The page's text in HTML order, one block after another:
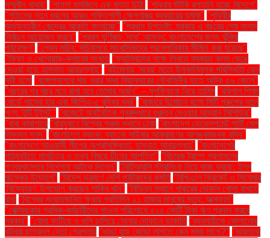
সম্মুখীন বাধার" "পাগলা মসজিদে এক বস্তা চিঠি: "পাবনার শুঁটকি রপ্তানি হচ্ছে বিদেশে"
"পুতিনের নতুন ধরনের আরও শক্তিশালী ক্ষেপণাস্ত্র ব্যবহারের হুমকি" "পৃথিবীর
অভ্যন্তরীণ কেন্দ্রের আকৃতি বদলাচ্ছে" "প্রধান উপদেষ্টা: সরকার এ বছরের শেষ নাগাদ
নির্বাচন আয়োজন করবে" "প্রবল ঘূর্ণিঝড় 'দানা' আসন্ন: বাংলাদেশের জন্য ঝুঁকির
পর্যবেক্ষণ" "প্রেস সচিব: সচিবালয়ে সাংবাদিকদের প্রবেশাধিকার সীমিত করা হয়েছে"
"ফিফা ও খেলোয়াড়-ক্লাবের সংঘাত "ফ্যাসিবাদের পক্ষে লিখতে ব্যবহৃত কলম ভেঙে
দেওয়া হবে: হাসনাত আবদুল্লাহ" "বইমেলায় ‘মবের’ মতো উসকানিমূলক পরিস্থিতি কেন
সৃষ্টি হলো "বঙ্গোপসাগরে মাছ ধরার সময় মিয়ানমারের নৌবাহিনীর হাতে আটক ৫৬ জেলে"
"বছরের পর বছর মনে রাখা হবে তোমার অর্জন" – মুশফিককে নিয়ে তামিম "বরিশাল শিক্ষা
বোর্ডে পাসের হার এবং জিপিএ-৫ বৃদ্ধির খবর" "বাজারে উন্মোচন হলো সিটি গ্রুপের নতুন
পণ্য ‘টুটি টুইস্ট’" "বাজেটে অর্থনৈতিক পুনরুদ্ধারে গুরুত্ব দেওয়ার আহ্বান সিপিডির"
"বাবা কারাগারে "বায়ুদূষণে বিশ্বের পঞ্চম স্থানে ঢাকা "বাংলাদেশ ডেভেলপমেন্ট পার্টি পেল
নিবন্ধন সনদ" "বাংলাদেশ ব্যাংক: ব্যাংকে সাইবার আক্রমণের আশঙ্কাজনক বৃদ্ধি"
"বাংলাদেশে আওয়ামী লীগের অপ্রাসঙ্গিকতা: হাসনাত আবদুল্লাহ" "বাংলাদেশের
পাঠ্যবইতে মানচিত্র ও তথ্য বিষয়ে চীনের আপত্তি" "বিচারক ট্রাম্প প্রশাসনের
গণবরখাস্তের নির্দেশনা আটকে দিলেন" "বিটিআরসি স্টারলিংক নিয়ে কাজ করছে: ইলন
মাস্কের উদ্যোগ" "বিদেশ ভ্রমণে দেশি পর্যটকদের কমতি "বিপিএলে ক্রিকেট ও সিনেমার
'বিস্ফোরণ' উপভোগ করছেন শাকিব খান" "বিভিন্ন স্থানে খাবারের দোকান খোলা রাখতে
বাধা "বিশ্বের সংঘাতজনিত ক্ষুধায় প্রতিদিন ২১ হাজার মানুষের মৃত্যু: অক্সফাম"
"বেক্সিমকোর শ্রমিক-কর্মচারীদের পাওনা পরিশোধে ৫২৫ কোটি টাকা ঋণ প্রদান করবে
সরকার" "বোমা ফাটিয়ে ও গুলি চালিয়ে সোনার দোকানে ডাকাতি "ব্যবসায়ীকে কোপানোর
ঘটনায় ছাত্রদল নেতা গ্রেপ্তার "ভাঙা হাড় জোড়া লাগতে কেন সময় লাগে?" "ভারতকে